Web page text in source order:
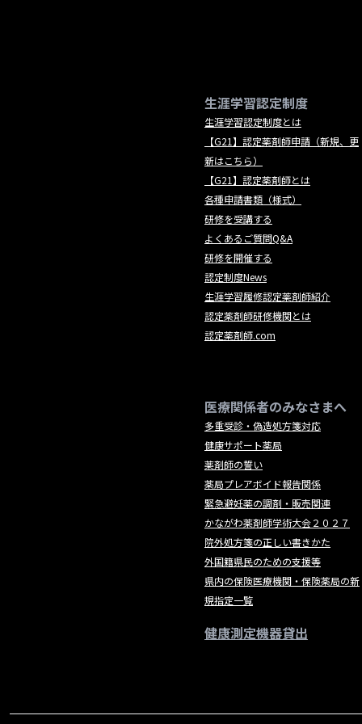
生涯学習認定制度
生涯学習認定制度とは
【G21】認定薬剤師申請（新規、更
新はこちら）
【G21】認定薬剤師とは
各種申請書類（様式）
研修を受講する
よくあるご質問Q&A
研修を開催する
認定制度News
生涯学習履修認定薬剤師紹介
認定薬剤師研修機関とは
認定薬剤師.com
医療関係者のみなさまへ
多重受診・偽造処方箋対応
健康サポート薬局
薬剤師の誓い
薬局プレアボイド報告関係
緊急避妊薬の調剤・販売関連
かながわ薬剤師学術大会２０２７
院外処方箋の正しい書きかた
外国籍県民のための支援等
県内の保険医療機関・保険薬局の新
規指定一覧
健康測定機器貸出